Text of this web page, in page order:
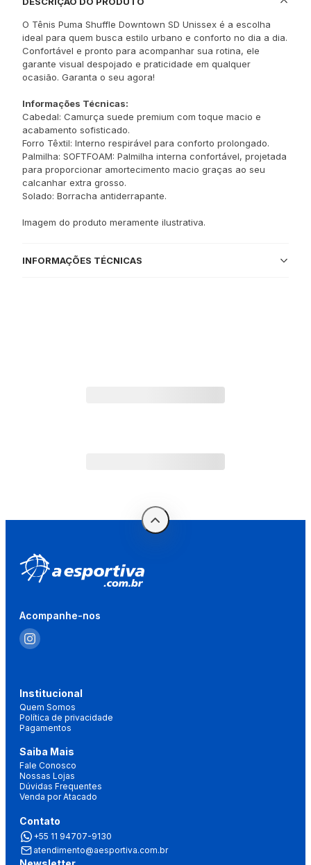
O Tênis Puma Shuffle Downtown SD Unissex é a escolha
ideal para quem busca estilo urbano e conforto no dia a dia.
Confortável e pronto para acompanhar sua rotina, ele
garante visual despojado e praticidade em qualquer
ocasião. Garanta o seu agora!
Informações Técnicas:
Cabedal: Camurça suede premium com toque macio e
acabamento sofisticado.
Forro Têxtil: Interno respirável para conforto prolongado.
Palmilha: SOFTFOAM: Palmilha interna confortável, projetada
para proporcionar amortecimento macio graças ao seu
calcanhar extra grosso.
Solado: Borracha antiderrapante.
Imagem do produto meramente ilustrativa.
INFORMAÇÕES TÉCNICAS
Acompanhe-nos
Institucional
Quem Somos
Política de privacidade
Pagamentos
Saiba Mais
Fale Conosco
Nossas Lojas
Dúvidas Frequentes
Venda por Atacado
Contato
+55 11 94707-9130
atendimento@aesportiva.com.br